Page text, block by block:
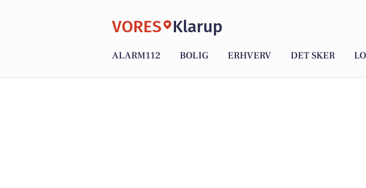
VORES Klarup
ALARM112 BOLIG ERHVERV DET SKER